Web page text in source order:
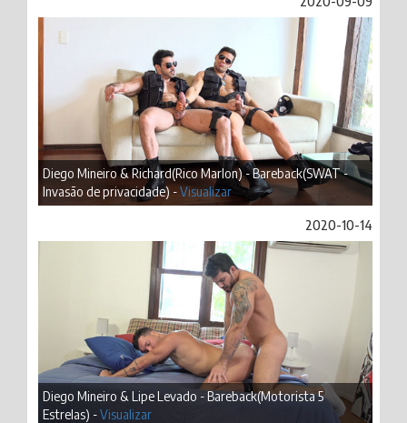
Diego Mineiro & Richard(Rico Marlon) - Bareback(SWAT -
Invasão de privacidade) -Visualizar
2020-10-14
Diego Mineiro & Lipe Levado - Bareback(Motorista 5
Estrelas) -Visualizar